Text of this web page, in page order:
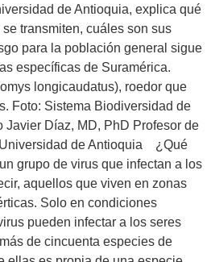
de Antioquia, explica qué
transmiten, cuáles son sus
para la población general sigue
específicas de Suramérica.
longicaudatus), roedor que
Foto: Sistema Biodiversidad de
Javier Díaz, MD, PhD Profesor de
de Antioquia ¿Qué
grupo de virus que infectan a los
aquellos que viven en zonas
Solo en condiciones
pueden infectar a los seres
de cincuenta especies de